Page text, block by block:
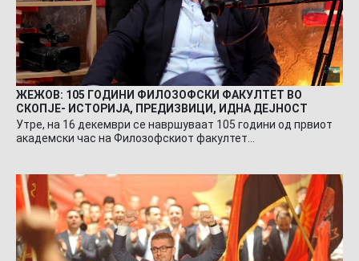
ЖЕЖОВ: 105 ГОДИНИ ФИЛОЗОФСКИ ФАКУЛТЕТ ВО
СКОПЈЕ- ИСТОРИЈА, ПРЕДИЗВИЦИ, ИДНА ДЕЈНОСТ
Утре, на 16 декември се навршуваат 105 години од првиот
академски час на Филозофскиот факултет…